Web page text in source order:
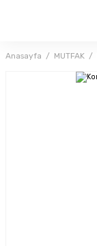
Anasayfa MUTFAK